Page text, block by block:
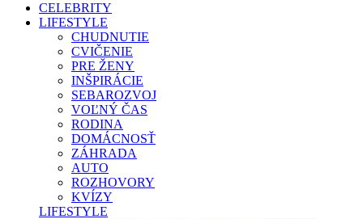
CELEBRITY
LIFESTYLE
CHUDNUTIE
CVIČENIE
PRE ŽENY
INŠPIRÁCIE
SEBAROZVOJ
VOĽNÝ ČAS
RODINA
DOMÁCNOSŤ
ZÁHRADA
AUTO
ROZHOVORY
KVÍZY
LIFESTYLE